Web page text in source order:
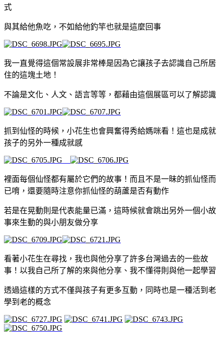
式
與其給他魚吃，不如給他釣竿也就是這麼回事
我一直覺得這個常設展非常棒是因為它讓孩子去認識自己所居
住的這塊土地！
不論是文化、人文、語言等等，都藉由這個展區可以了解認識
抓到仙怪的時候，小花生也會興奮得秀給媽咪看！這也是成就
孩子的另外一種成就感
裡面每個仙怪都有屬於它們的故事！而且不是一昧的抓仙怪而
已唷，還要隨時注意你抓仙怪的葫蘆是否有動作
若是在晃動則是代表能量已滿，這時候就會跳出另外一個小故
事來生動的與小朋友做分享
看著小花生在尋找，我也與他分享了許多台灣過去的一些故
事！以我自己所了解的來與他分享、我不懂得則與他一起學習
透過這樣的方式不僅與孩子有更多互動，同時也是一種活到老
學到老的概念